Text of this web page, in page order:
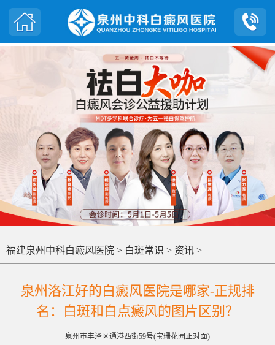
福建泉州中科白癜风医院 > 白斑常识 > 资讯 >
泉州洛江好的白癜风医院是哪家-正规排
名：白斑和白点癜风的图片区别？
泉州市丰泽区通港西街59号(宝珊花园正对面)